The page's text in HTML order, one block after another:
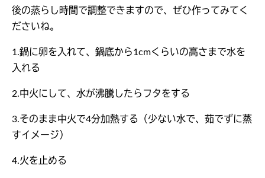
後の蒸らし時間で調整できますので、ぜひ作ってみてく
ださいね。
1.鍋に卵を入れて、鍋底から1cmくらいの高さまで水を
入れる
2.中火にして、水が沸騰したらフタをする
3.そのまま中火で4分加熱する（少ない水で、茹でずに蒸
すイメージ）
4.火を止める